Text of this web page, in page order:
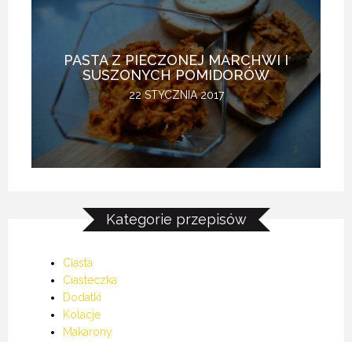
PASTA Z PIECZONEJ MARCHWI I
SUSZONYCH POMIDORÓW
22 STYCZNIA 2017
Kategorie przepisów
Ciasta
Ciasteczka
Dodatki
Kolacje
Makarony